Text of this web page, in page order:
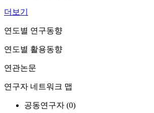
더보기
연도별 연구동향
연도별 활용동향
연관논문
연구자 네트워크 맵
공동연구자 (0)